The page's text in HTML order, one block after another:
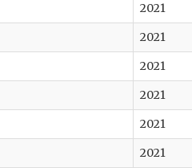
2021
2021
2021
2021
2021
2021